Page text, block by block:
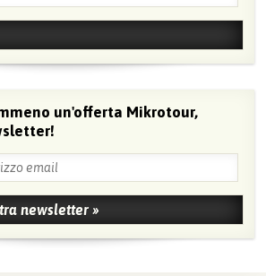
un'offerta Mikrotour,